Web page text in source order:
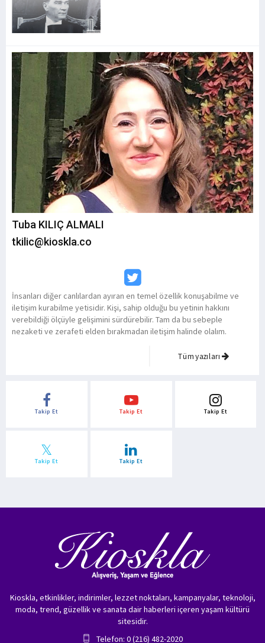
Tuba KILIÇ ALMALI
tkilic@kioskla.co
İnsanları diğer canlılardan ayıran en temel özellik konuşabilme ve
iletişim kurabilme yetisidir. Kişi, sahip olduğu bu yetinin hakkını
verebildiği ölçüyle gelişimini sürdürebilir. Tam da bu sebeple
nezaketi ve zerafeti elden bırakmadan iletişim halinde olalım.
Tüm yazıları
Takip Et Takip Et Takip Et
Takip Et Takip Et
Kioskla, etkinlikler, indirimler, lezzet noktaları, kampanyalar, teknoloji,
moda, trend, güzellik ve sanata dair haberleri içeren yaşam kültürü
sitesidir.
Telefon: 0 (216) 482-2020